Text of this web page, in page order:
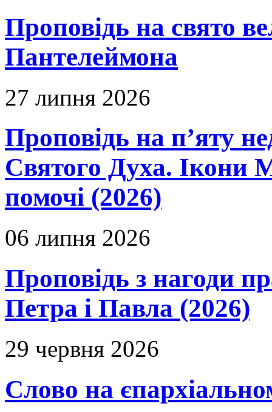
Проповідь на свято
Пантелеймона
27 липня 2026
Проповідь на п’яту
Святого Духа. Ікони
помочі (2026)
06 липня 2026
Проповідь з нагоди
Петра і Павла (2026)
29 червня 2026
Слово на